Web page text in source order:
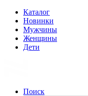
Каталог
Новинки
Мужчины
Женщины
Дети
Поиск